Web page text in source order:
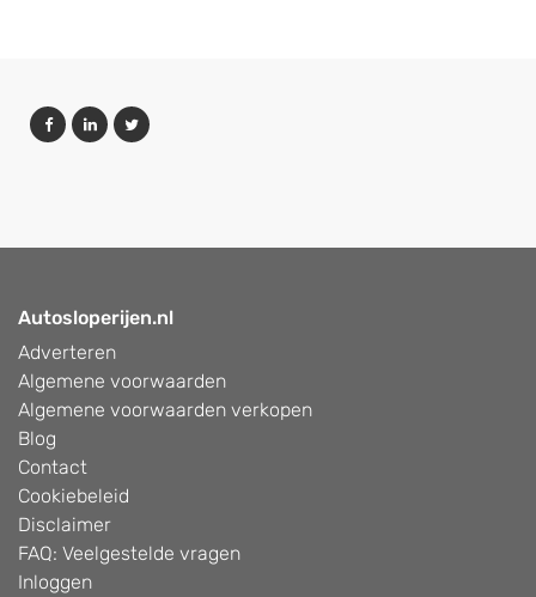
Autosloperijen.nl
Adverteren
Algemene voorwaarden
Algemene voorwaarden verkopen
Blog
Contact
Cookiebeleid
Disclaimer
FAQ: Veelgestelde vragen
Inloggen